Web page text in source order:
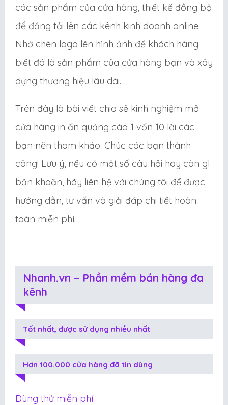
các sản phẩm của cửa hàng, thiết kế đồng bộ
để đăng tải lên các kênh kinh doanh online.
Nhớ chèn logo lên hình ảnh để khách hàng
biết đó là sản phẩm của cửa hàng bạn và xây
dựng thương hiệu lâu dài.
Trên đây là bài viết chia sẻ kinh nghiệm mở
cửa hàng in ấn quảng cáo 1 vốn 10 lời các
bạn nên tham khảo. Chúc các bạn thành
công! Lưu ý, nếu có một số câu hỏi hay còn gì
băn khoăn, hãy liên hệ với chúng tôi để được
hướng dẫn, tư vấn và giải đáp chi tiết hoàn
toàn miễn phí.
Nhanh.vn – Phần mềm bán hàng đa
kênh
Tốt nhất, được sử dụng nhiều nhất
Hơn 100.000 cửa hàng đã tin dùng
Dùng thử miễn phí